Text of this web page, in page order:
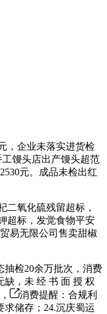
企业未落实进货检
馒头店出产馒头超范
元。成品未检出红
氧化硫残留超标，
超标，发觉食物平安
易无限公司售卖甜椒
检20余万批次，消费
，未 经 书 面 授 权
消费提醒：合规利
求储存；24.沉庆蜀运